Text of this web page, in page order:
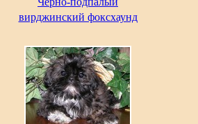
вирджинский фоксхаунд